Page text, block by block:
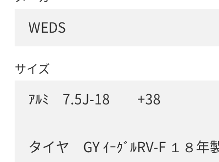
WEDS
サイズ
ｱﾙﾐ 7.5J-18 +38
タイヤ GY ｲｰｸﾞﾙRV-F １８年